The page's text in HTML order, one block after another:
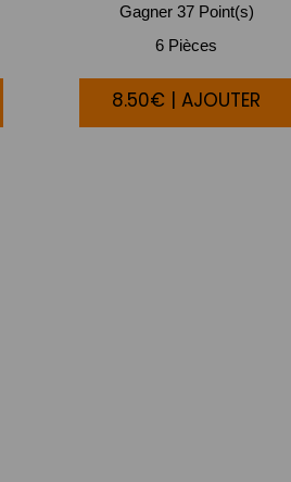
Gagner 37 Point(s)
6 Pièces
8.50€ | AJOUTER